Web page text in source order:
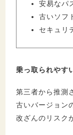
安易なパ
古いソフ
セキュリ
乗っ取られやす
第三者から推測
古いバージョン
改ざんのリスク